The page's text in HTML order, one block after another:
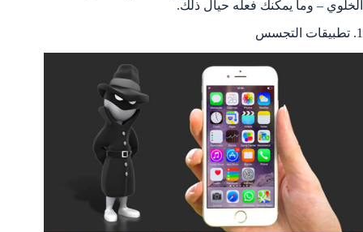
الخلوي – وما يمكنك فعله حيال ذلك.
1. تطبيقات التجسس